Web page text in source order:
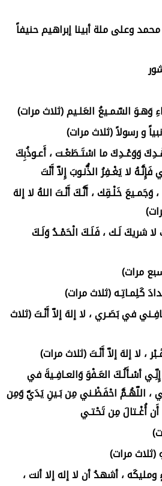
وعلى ملة أبينا إبراهيم حنيفاً
السّمـيعُ العَلـيم (ثلاث مرات)
و رسولاً (ثلاث مرات)
وَوَعْـدِكَ ما اسْتَـطَعْـت ، أَعـوذُبِكَ
لا يَغْـفِرُ الذُّنـوبَ إِلاّ أَنْتَ
خَلْـقِك ، أَنَّـكَ أَنْـتَ اللهُ لا إلهَ
شريكَ لَـك ، فَلَـكَ الْحَمْـدُ وَلَـكَ
مرات)
كَلِمـاتِـه (ثلاث مرات)
في بَصَـري ، لا إلهَ إلاّ أَنْـتَ (ثلاث
، لا إلهَ إلاّ أَنْـتَ (ثلاث مرات)
أسْـأَلُـكَ العَـفْوَ وَالعـافِـيةَ في
، اللّهُـمَّ احْفَظْـني مِن بَـينِ يَدَيَّ وَمِن
أُغْـتالَ مِن تَحْتـي
(ثلاث مرات)
، أشهدُ أن لا إله إلا أنت ،